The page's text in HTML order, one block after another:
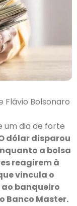
Bolsonaro
um dia de forte
dólar disparou
a bolsa
reagirem à
vincula o
ao banqueiro
Banco Master.